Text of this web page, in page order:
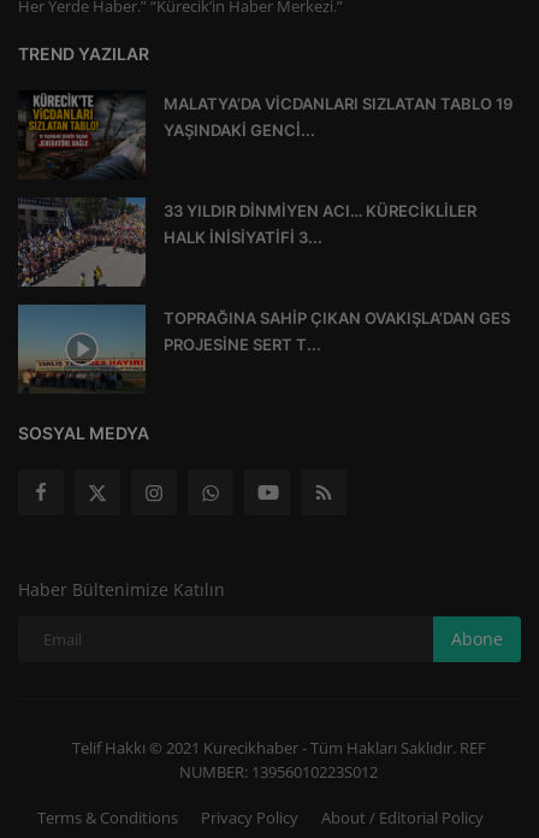
Her Yerde Haber.” “Kürecik’in Haber Merkezi.”
TREND YAZILAR
MALATYA’DA VİCDANLARI SIZLATAN TABLO 19
YAŞINDAKİ GENCİ...
33 YILDIR DİNMİYEN ACI… KÜRECİKLİLER
HALK İNİSİYATİFİ 3...
TOPRAĞINA SAHİP ÇIKAN OVAKIŞLA’DAN GES
PROJESİNE SERT T...
SOSYAL MEDYA
Haber Bültenimize Katılın
Abone
Telif Hakkı © 2021 Kurecikhaber - Tüm Hakları Saklıdır. REF
NUMBER: 13956010223S012
Terms & Conditions Privacy Policy About / Editorial Policy